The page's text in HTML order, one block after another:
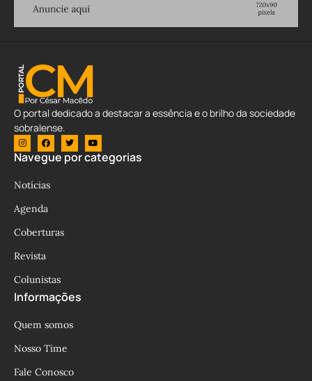
O portal dedicado a destacar a essência e o brilho da sociedade
sobralense.
Navegue por categorias
Notícias
Agenda
Coberturas
Revista
Colunistas
Informações
Quem somos
Nosso Time
Fale Conosco